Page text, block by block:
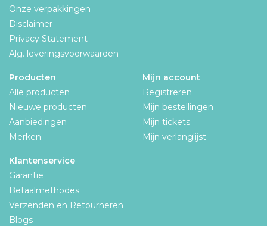
Onze verpakkingen
Disclaimer
Privacy Statement
Alg. leveringsvoorwaarden
Producten
Alle producten
Nieuwe producten
Aanbiedingen
Merken
Mijn account
Registreren
Mijn bestellingen
Mijn tickets
Mijn verlanglijst
Klantenservice
Garantie
Betaalmethodes
Verzenden en Retourneren
Blogs